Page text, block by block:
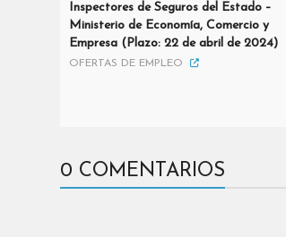
Inspectores de Seguros del Estado –
Ministerio de Economía, Comercio y
Empresa (Plazo: 22 de abril de 2024)
OFERTAS DE EMPLEO
0 COMENTARIOS